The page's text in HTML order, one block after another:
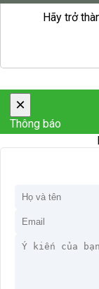
Hãy trở
×
Thông báo